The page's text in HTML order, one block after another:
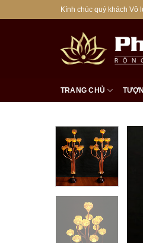
qua
Kính chúc quý khách Vô
TRANG CHỦ